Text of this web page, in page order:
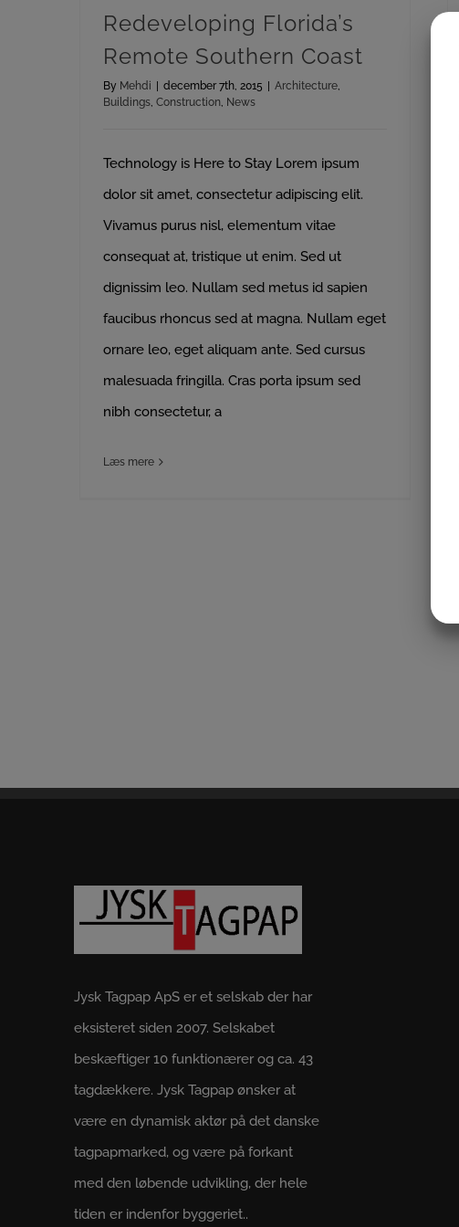
Redeveloping Florida’s
Remote Southern Coast
By Mehdi december 7th, 2015 Architecture,
Buildings, Construction, News
Technology is Here to Stay Lorem ipsum
dolor sit amet, consectetur adipiscing elit.
Vivamus purus nisl, elementum vitae
consequat at, tristique ut enim. Sed ut
dignissim leo. Nullam sed metus id sapien
faucibus rhoncus sed at magna. Nullam eget
ornare leo, eget aliquam ante. Sed cursus
malesuada fringilla. Cras porta ipsum sed
nibh consectetur, a
Læs mere
Jysk Tagpap ApS er et selskab der har
eksisteret siden 2007. Selskabet
beskæftiger 10 funktionærer og ca. 43
tagdækkere. Jysk Tagpap ønsker at
være en dynamisk aktør på det danske
tagpapmarked, og være på forkant
med den løbende udvikling, der hele
tiden er indenfor byggeriet..